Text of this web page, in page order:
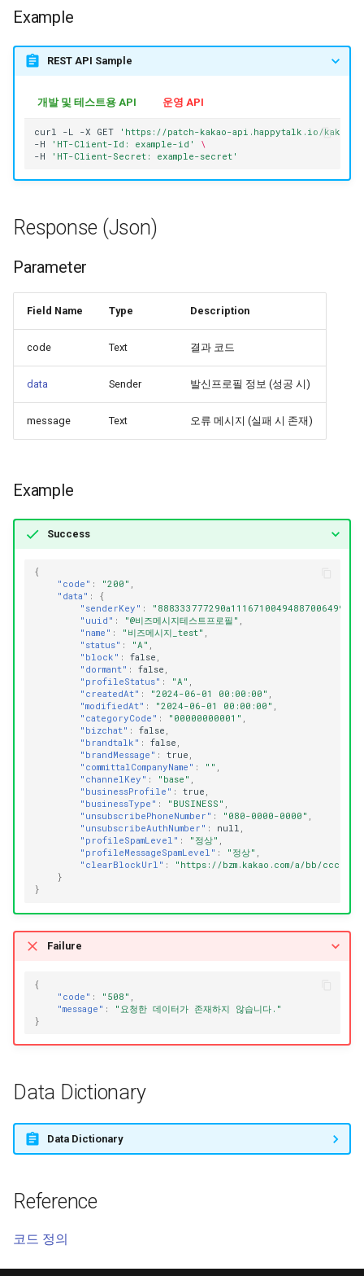
Example
REST API Sample
개발 및 테스트용 API 운영 API
curl -L -X GET
'https://patch-kakao-api.happytalk.io/
-H
'HT-Client-Id: example-id'
\
-H
'HT-Client-Secret: example-secret'
Response (Json)
Parameter
Field Name Type Description
code Text 결과 코드
data Sender 발신프로필 정보 (성공 시)
message Text 오류 메시지 (실패 시 존재)
Example
Success
{
"code" : "200" ,
"data" :
{
"senderKey" :
"uuid" : "@비즈메시지테스트프로필" ,
"name" : "비즈메시지_test" ,
"status" : "A" ,
"block" : false ,
"dormant" : false ,
"profileStatus" : "A" ,
"createdAt" : "2024-06-01 00:00:00" ,
"modifiedAt" : "2024-06-01 00:00:00" ,
"categoryCode" : "00000000001" ,
"bizchat" : false ,
"brandtalk" : false ,
"brandMessage" : true ,
"committalCompanyName" : "" ,
"channelKey" : "base" ,
"businessProfile" : true ,
"businessType" : "BUSINESS" ,
"unsubscribePhoneNumber" : "080-0000-0000" ,
"unsubscribeAuthNumber" : null ,
"profileSpamLevel" : "정상" ,
"profileMessageSpamLevel" : "정상" ,
"clearBlockUrl" :
"https://bzm.kakao.com/a/bb/ccc"
}
}
Failure
{
"code" : "508"
"message" :
"요청한 데이터가 존재하지 않습니다."
}
Data Dictionary
Data Dictionary
Reference
코드 정의